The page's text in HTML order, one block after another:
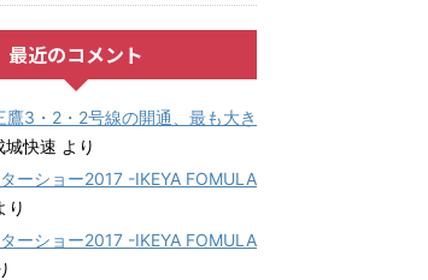
最近のコメント
鷹3・2・2号線の開通、最も大き
城快速 より
ーショー2017 -IKEYA FOMULA
り
ーショー2017 -IKEYA FOMULA